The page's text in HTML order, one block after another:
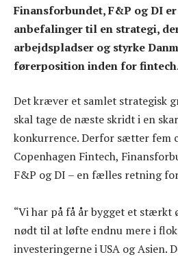
Finansforbundet, F&P og DI
anbefalinger til en strategi,
arbejdspladser og styrke
førerposition inden for
Det kræver et samlet strategisk
skal tage de næste skridt i en
konkurrence. Derfor sætter fem
Copenhagen Fintech,
F&P og DI – en fælles retning
“Vi har på få år bygget et stærkt
nødt til at løfte endnu mere i
investeringerne i USA og Asien.